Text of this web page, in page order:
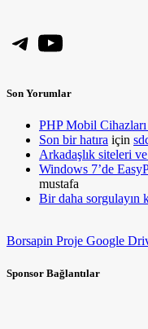
Telegram
YouTube
Son Yorumlar
PHP Mobil
Son bir hatıra için
Arkadaşlık siteleri
Windows 7’de
mustafa
Bir daha sorgulayın
Borsapin Proje Google
Sponsor Bağlantılar